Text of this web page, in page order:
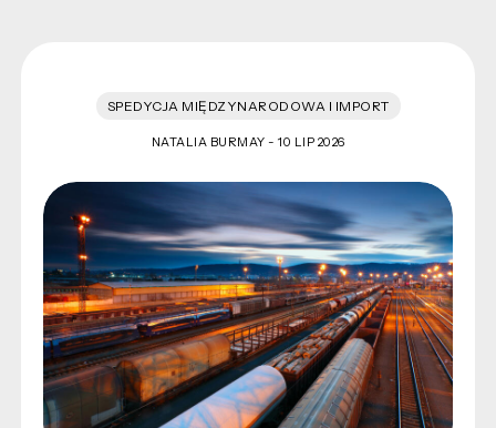
SPEDYCJA MIĘDZYNARODOWA I IMPORT
NATALIA BURMAY - 10 LIP 2026